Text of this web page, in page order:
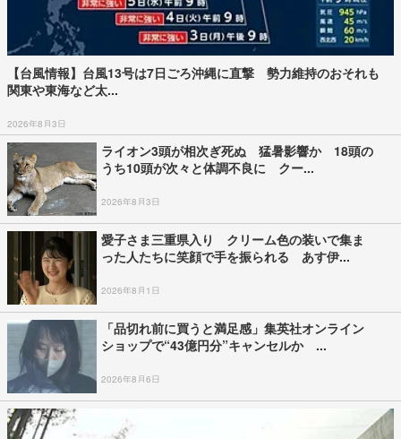
【台風情報】台風13号は7日ごろ沖縄に直撃 勢力維持のおそれも
関東や東海など太...
2026年8月3日
ライオン3頭が相次ぎ死ぬ 猛暑影響か 18頭の
うち10頭が次々と体調不良に クー...
2026年8月3日
愛子さま三重県入り クリーム色の装いで集ま
った人たちに笑顔で手を振られる あす伊...
2026年8月1日
「品切れ前に買うと満足感」集英社オンライン
ショップで“43億円分”キャンセルか ...
2026年8月6日